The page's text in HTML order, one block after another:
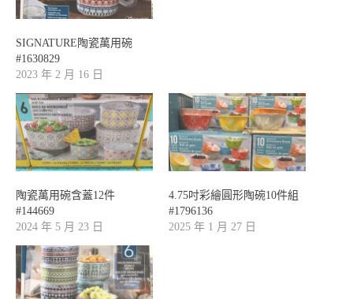
SIGNATURE陶瓷萬用碗
#1630829
2023 年 2 月 16 日
陶瓷萬用碗含蓋12件
#144669
2024 年 5 月 23 日
4.75吋彩繪圓形陶碗10件組
#1796136
2025 年 1 月 27 日